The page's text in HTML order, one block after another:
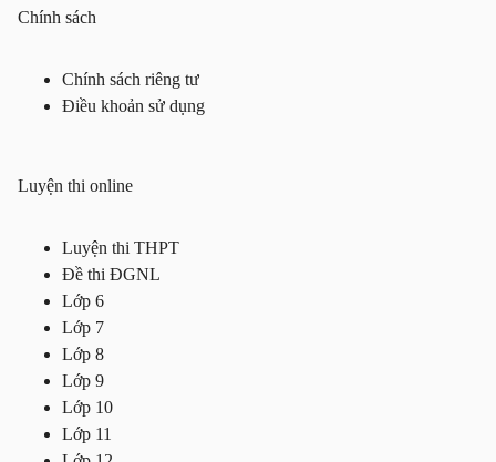
Chính sách
Chính sách riêng tư
Điều khoản sử dụng
Luyện thi online
Luyện thi THPT
Đề thi ĐGNL
Lớp 6
Lớp 7
Lớp 8
Lớp 9
Lớp 10
Lớp 11